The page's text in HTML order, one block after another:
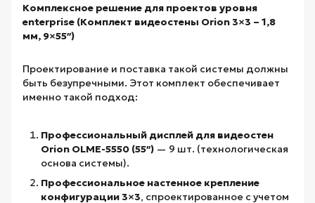
Комплексное решение для проектов уровня
enterprise (Комплект видеостены Orion 3×3 – 1,8
мм, 9×55″)
Проектирование и поставка такой системы должны
быть безупречными. Этот комплект обеспечивает
именно такой подход:
Профессиональный дисплей для видеостен
Orion OLME-5550 (55″) — 9 шт. (технологическая
основа системы).
Профессиональное настенное крепление
конфигурации 3×3, спроектированное с учетом